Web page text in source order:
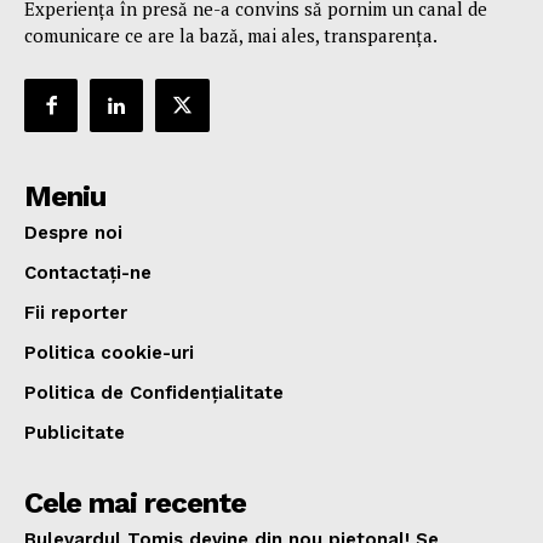
Experiența în presă ne-a convins să pornim un canal de
comunicare ce are la bază, mai ales, transparența.
Meniu
Despre noi
Contactați-ne
Fii reporter
Politica cookie-uri
Politica de Confidențialitate
Publicitate
Cele mai recente